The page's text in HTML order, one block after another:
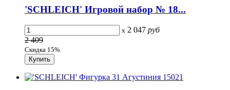
'SCHLEICH' Игровой набор № 18...
x 2 047 руб
2 409
Скидка 15%